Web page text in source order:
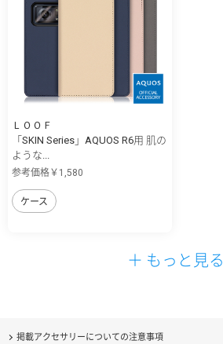
ＬＯＯＦ
「SKIN Series」AQUOS R6用 肌の
ような...
参考価格￥1,580
ケース
＋ もっと見る
掲載アクセサリーについての注意事項